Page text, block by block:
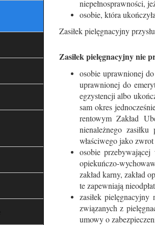
niepełnosprawności,
osobie, która
Zasiłek pielęgnacyjny
Zasiłek pielęgnacyjny nie
osobie uprawnionej
uprawnionej do
egzystencji albo
sam okres
rentowym Zakład
nienależnego
właściwego jako
osobie
opiekuńczo-
zakład karny, zakład
te zapewniają
zasiłek
związanych z
umowy o